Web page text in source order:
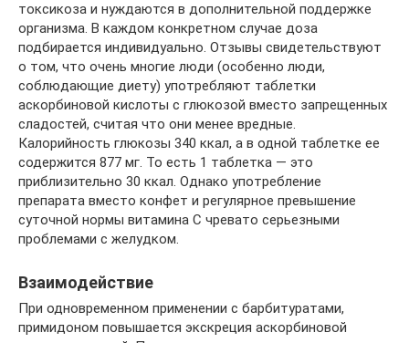
токсикоза и нуждаются в дополнительной поддержке
организма. В каждом конкретном случае доза
подбирается индивидуально. Отзывы свидетельствуют
о том, что очень многие люди (особенно люди,
соблюдающие диету) употребляют таблетки
аскорбиновой кислоты с глюкозой вместо запрещенных
сладостей, считая что они менее вредные.
Калорийность глюкозы 340 ккал, а в одной таблетке ее
содержится 877 мг. То есть 1 таблетка — это
приблизительно 30 ккал. Однако употребление
препарата вместо конфет и регулярное превышение
суточной нормы витамина С чревато серьезными
проблемами с желудком.
Взаимодействие
При одновременном применении с барбитуратами,
примидоном повышается экскреция аскорбиновой